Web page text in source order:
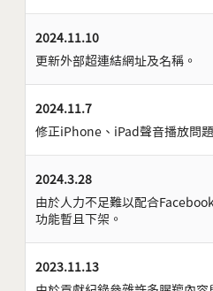
2024.11.10
更新外部超連結網址及名稱。
2024.11.7
修正iPhone、iPad聲音播放問
2024.3.28
由於人力不足難以配合
功能暫且下架。
2023.11.13